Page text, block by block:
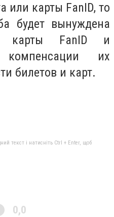
карты FanID, то
будет вынуждена
карты FanID и
их
билетов и карт.
текст і натисніть Ctrl + Enter, щоб
0,0